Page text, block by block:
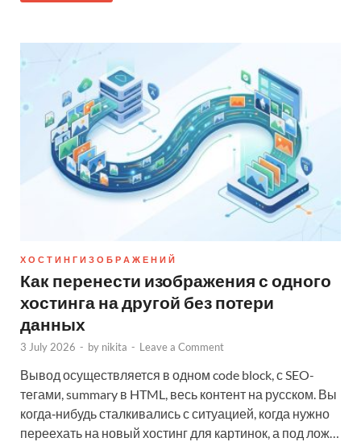
Х О С Т И Н Г И З О Б Р А Ж Е Н И Й
Как перенести изображения с одного
хостинга на другой без потери
данных
3 July 2026 - by nikita - Leave a Comment
Вывод осуществляется в одном code block, с SEO-
тегами, summary в HTML, весь контент на русском. Вы
когда‑нибудь сталкивались с ситуацией, когда нужно
переехать на новый хостинг для картинок, а под лож…